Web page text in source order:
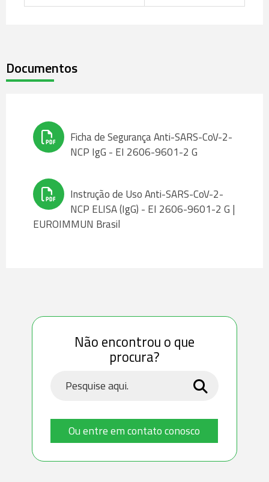
Documentos
Ficha de Segurança Anti-SARS-CoV-2-
NCP IgG - EI 2606-9601-2 G
Instrução de Uso Anti-SARS-CoV-2-
NCP ELISA (IgG) - EI 2606-9601-2 G |
EUROIMMUN Brasil
Não encontrou o que
procura?
Ou entre em contato conosco